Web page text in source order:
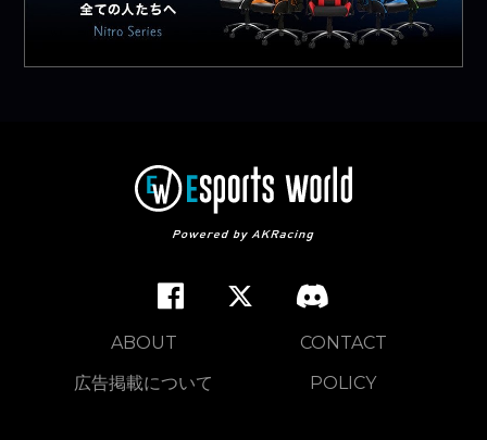
ABOUT
CONTACT
広告掲載について
POLICY